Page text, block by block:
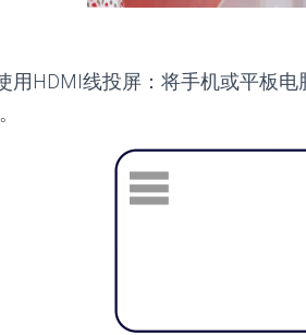
用HDMI线投屏：将手机或平板